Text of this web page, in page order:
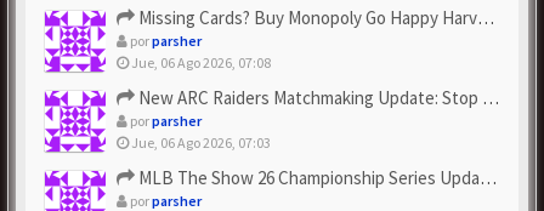
Missing Cards? Buy Monopoly Go Happy Harvest with Looney Tun...
porparsher
Jue, 06 Ago 2026, 07:08
New ARC Raiders Matchmaking Update: Stop Failed - Grab Bluep...
porparsher
Jue, 06 Ago 2026, 07:03
MLB The Show 26 Championship Series Update! Get Cheap & ...
porparsher